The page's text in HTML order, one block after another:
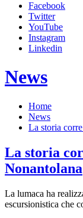
Facebook
Twitter
YouTube
Instagram
Linkedin
News
Home
News
La storia
La storia
Nonantolana
La lumaca ha
escursionistica che